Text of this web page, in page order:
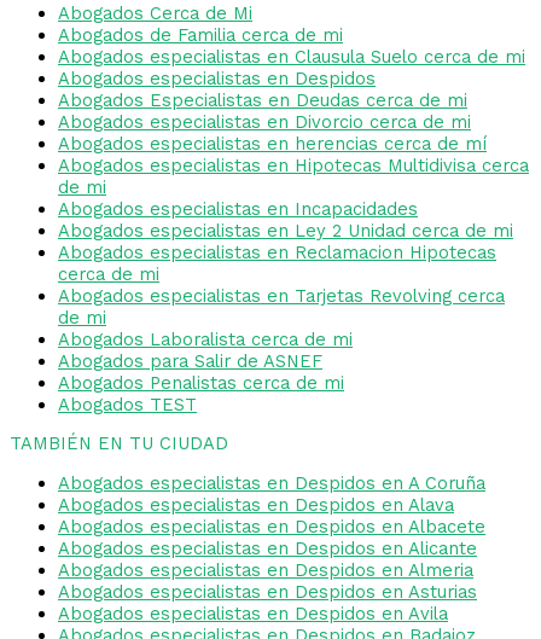
Abogados Cerca de Mi
Abogados de Familia cerca de mi
Abogados especialistas en Clausula Suelo cerca de mi
Abogados especialistas en Despidos
Abogados Especialistas en Deudas cerca de mi
Abogados especialistas en Divorcio cerca de mi
Abogados especialistas en herencias cerca de mí
Abogados especialistas en Hipotecas Multidivisa cerca
de mi
Abogados especialistas en Incapacidades
Abogados especialistas en Ley 2 Unidad cerca de mi
Abogados especialistas en Reclamacion Hipotecas
cerca de mi
Abogados especialistas en Tarjetas Revolving cerca
de mi
Abogados Laboralista cerca de mi
Abogados para Salir de ASNEF
Abogados Penalistas cerca de mi
Abogados TEST
TAMBIÉN EN TU CIUDAD
Abogados especialistas en Despidos en A Coruña
Abogados especialistas en Despidos en Alava
Abogados especialistas en Despidos en Albacete
Abogados especialistas en Despidos en Alicante
Abogados especialistas en Despidos en Almeria
Abogados especialistas en Despidos en Asturias
Abogados especialistas en Despidos en Avila